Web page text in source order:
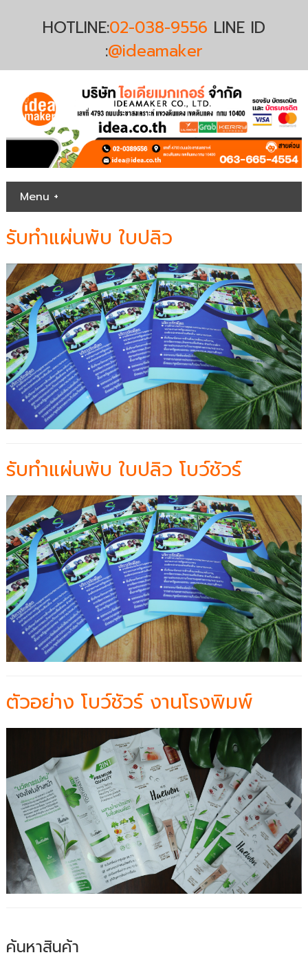
HOTLINE:02-038-9556 LINE ID
:@ideamaker
Menu +
รับทำแผ่นพับ ใบปลิว
รับทำแผ่นพับ ใบปลิว โบว์ชัวร์
ตัวอย่าง โบว์ชัวร์ งานโรงพิมพ์
ค้นหาสินค้า